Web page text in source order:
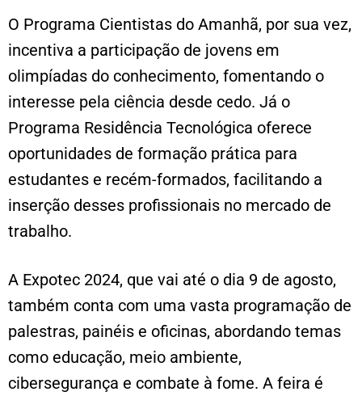
O Programa Cientistas do Amanhã, por sua vez,
incentiva a participação de jovens em
olimpíadas do conhecimento, fomentando o
interesse pela ciência desde cedo. Já o
Programa Residência Tecnológica oferece
oportunidades de formação prática para
estudantes e recém-formados, facilitando a
inserção desses profissionais no mercado de
trabalho.
A Expotec 2024, que vai até o dia 9 de agosto,
também conta com uma vasta programação de
palestras, painéis e oficinas, abordando temas
como educação, meio ambiente,
cibersegurança e combate à fome. A feira é